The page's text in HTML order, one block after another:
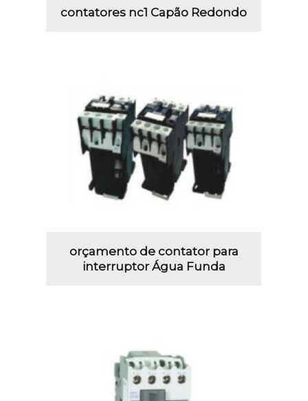
contatores nc1 Capão Redondo
orçamento de contator para
interruptor Água Funda